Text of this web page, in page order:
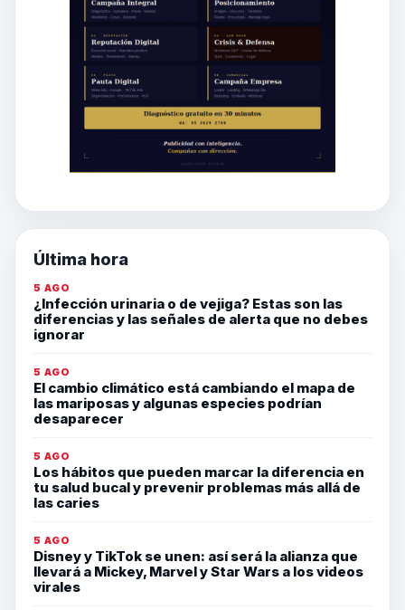
Última hora
5 AGO
¿Infección urinaria o de vejiga? Estas son las
diferencias y las señales de alerta que no debes
ignorar
5 AGO
El cambio climático está cambiando el mapa de
las mariposas y algunas especies podrían
desaparecer
5 AGO
Los hábitos que pueden marcar la diferencia en
tu salud bucal y prevenir problemas más allá de
las caries
5 AGO
Disney y TikTok se unen: así será la alianza que
llevará a Mickey, Marvel y Star Wars a los videos
virales